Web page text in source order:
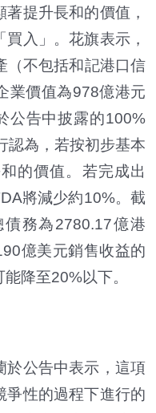
提升長和的價值，
入」。花旗表示，
（不包括和記港口信
業價值為978億港元
公告中披露的100%
認為，若按初步基本
的價值。若完成出
將減少約10%。截
務為2780.17億港
億美元銷售收益的
降至20%以下。
公告中表示，這項
爭性的過程下進行的